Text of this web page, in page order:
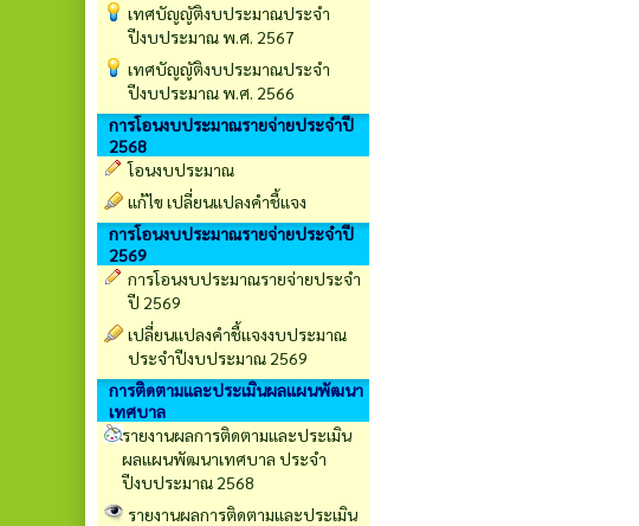
เทศบัญญัติงบประมาณประจำ
ปีงบประมาณ พ.ศ. 2567
เทศบัญญัติงบประมาณประจำ
ปีงบประมาณ พ.ศ. 2566
การโอนงบประมาณรายจ่ายประจำปี
2568
โอนงบประมาณ
แก้ไข เปลี่ยนแปลงคำชี้แจง
การโอนงบประมาณรายจ่ายประจำปี
2569
การโอนงบประมาณรายจ่ายประจำ
ปี 2569
เปลี่ยนเเปลงคำชี้เเจงงบประมาณ
ประจำปีงบประมาณ 2569
การติดตามและประเมินผลแผนพัฒนา
เทศบาล
รายงานผลการติดตามและประเมิน
ผลแผนพัฒนาเทศบาล ประจำ
ปีงบประมาณ 2568
รายงานผลการติดตามและประเมิน